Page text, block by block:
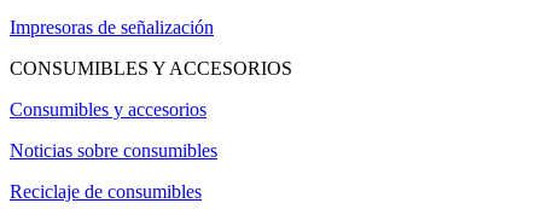
Impresoras de señalización
CONSUMIBLES Y ACCESORIOS
Consumibles y accesorios
Noticias sobre consumibles
Reciclaje de consumibles